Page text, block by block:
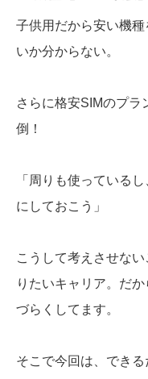
子供用だから安い機
いか分からない。
さらに格安SIMのプラ
倒！
「周りも使っている
にしておこう」
こうして考えさせな
りたいキャリア。だ
づらくしてます。
そこで今回は、でき